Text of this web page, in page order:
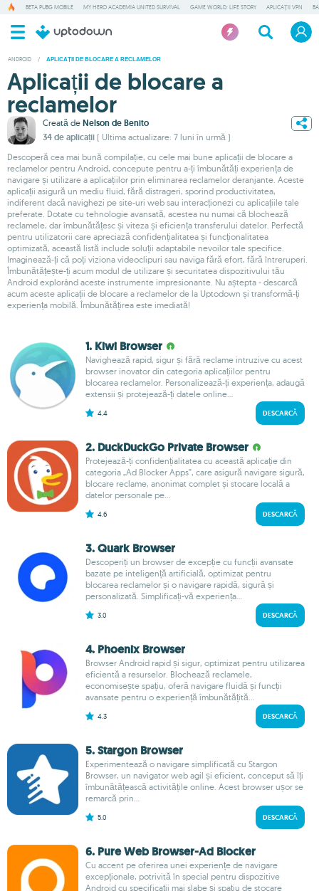
BETA PUBG MOBILE MY HERO ACADEMIA UNITED SURVIVAL GAME WORLD: LIFE STORY APLICAȚII VPN
ANDROID / APLICAȚII DE BLOCARE A RECLAMELOR
Aplicații de blocare a
reclamelor
Creată de Nelson de Benito
34 de aplicații ( Ultima actualizare: 7 luni în urmă )
Descoperă cea mai bună compilație, cu cele mai bune aplicații de blocare a
reclamelor pentru Android, concepute pentru a-ți îmbunătăți experiența de
navigare și utilizare a aplicațiilor prin eliminarea reclamelor deranjante. Aceste
aplicații asigură un mediu fluid, fără distrageri, sporind productivitatea,
indiferent dacă navighezi pe site-uri web sau interacționezi cu aplicațiile tale
preferate. Dotate cu tehnologie avansată, acestea nu numai că blochează
reclamele, dar îmbunătățesc și viteza și eficiența transferului datelor. Perfectă
pentru utilizatorii care apreciază confidențialitatea și funcționalitatea
optimizată, această listă include soluții adaptabile nevoilor tale specifice.
Imaginează-ți că poți viziona videoclipuri sau naviga fără efort, fără întreruperi.
Îmbunătățește-ți acum modul de utilizare și securitatea dispozitivului tău
Android explorând aceste instrumente impresionante. Nu aștepta - descarcă
acum aceste aplicații de blocare a reclamelor de la Uptodown și transformă-ți
experiența mobilă. Îmbunătățirea este imediată!
1. Kiwi Browser
Navighează rapid, sigur și fără reclame intruzive cu acest
browser inovator din categoria aplicațiilor pentru
blocarea reclamelor. Personalizează-ți experiența, adaugă
extensii și protejează-ți datele online...
4.4 DESCARCĂ
2. DuckDuckGo Private Browser
Protejează-ți confidențialitatea cu această aplicație din
categoria „Ad Blocker Apps”, care asigură navigare sigură,
blocare reclame, anonimat complet și stocare locală a
datelor personale pe...
4.6 DESCARCĂ
3. Quark Browser
Descoperiți un browser de excepție cu funcții avansate
bazate pe inteligență artificială, optimizat pentru
blocarea reclamelor și o navigare rapidă, sigură și
personalizată. Simplificați-vă experiența...
3.0 DESCARCĂ
4. Phoenix Browser
Browser Android rapid și sigur, optimizat pentru utilizarea
eficientă a resurselor. Blochează reclamele,
economisește spațiu, oferă navigare fluidă și funcții
avansate pentru o experiență îmbunătățită...
4.3 DESCARCĂ
5. Stargon Browser
Experimentează o navigare simplificată cu Stargon
Browser, un navigator web agil și eficient, conceput să îți
îmbunătățească activitățile online. Acest browser ușor se
remarcă prin...
5.0 DESCARCĂ
6. Pure Web Browser-Ad Blocker
Cu accent pe oferirea unei experiențe de navigare
excepționale, potrivită în special pentru dispozitive
Android cu specificații mai slabe și spațiu de stocare